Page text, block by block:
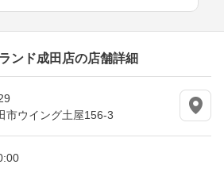
ンド成田店の店舗詳細
市ウイング土屋156-3